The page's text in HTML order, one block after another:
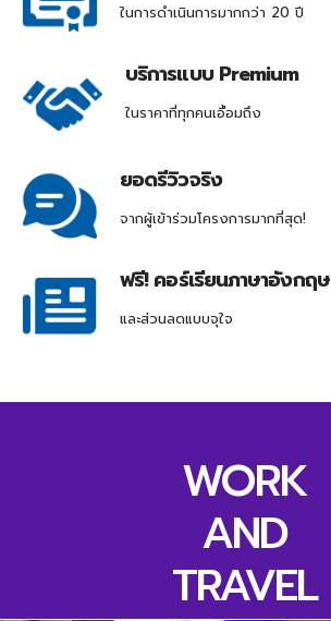
ในการดำเนินการมากกว่า 20 ปี
บริการแบบ Premium
ในราคาที่ทุกคนเอื้อมถึง
ยอดรีวิวจริง
จากผู้เข้าร่วมโครงการมากที่สุด!
ฟรี! คอร์เรียนภาษาอังกฤษ
และส่วนลดแบบจุใจ
WORK
AND
TRAVEL